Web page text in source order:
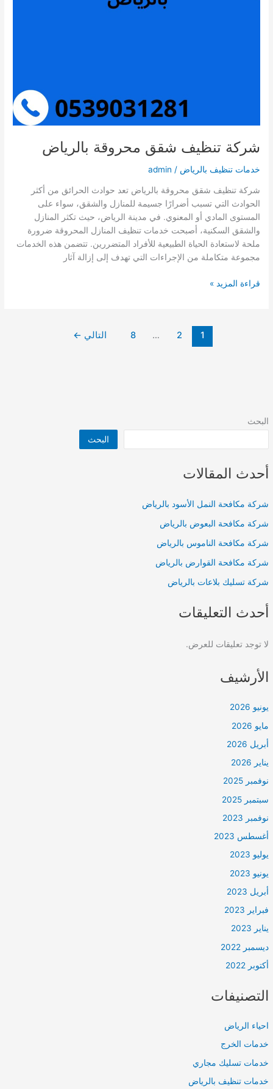
البحث
البحث
أحدث المقالات
شركة مكافحة النمل الأسود بالرياض
شركة مكافحة البعوض بالرياض
شركة مكافحة الناموس بالرياض
شركة مكافحة القوارض بالرياض
شركة تسليك بلاعات بالرياض
أحدث التعليقات
لا توجد تعليقات للعرض.
الأرشيف
يونيو 2026
مايو 2026
أبريل 2026
يناير 2026
نوفمبر 2025
سبتمبر 2025
نوفمبر 2023
أغسطس 2023
يوليو 2023
يونيو 2023
أبريل 2023
فبراير 2023
يناير 2023
ديسمبر 2022
أكتوبر 2022
التصنيفات
احياء الرياض
خدمات الخرج
خدمات تسليك مجاري
خدمات تنظيف بالرياض
شركة تنظيف شقق محروقة بالرياض
خدمات تنظيف بالرياض /
admin
شركة تنظيف شقق محروقة بالرياض تعد حوادث الحرائق من أكثر
الحوادث التي تسبب أضرارًا جسيمة للمنازل والشقق، سواء على
المستوى المادي أو المعنوي. في مدينة الرياض، حيث تكثر المنازل
والشقق السكنية، أصبحت خدمات تنظيف المنازل المحروقة ضرورة
ملحة لاستعادة الحياة الطبيعية للأفراد المتضررين. تتضمن هذه الخدمات
مجموعة متكاملة من الإجراءات التي تهدف إلى إزالة آثار
شركة
قراءة المزيد »
1
2
…
8 التالي ←